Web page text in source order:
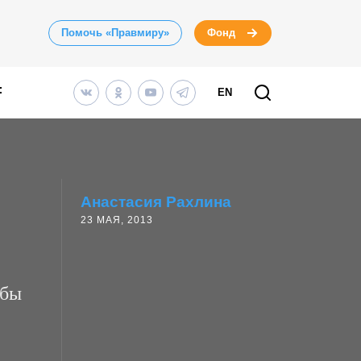
Помочь «Правмиру» Фонд
EN
Анастасия Рахлина
23 МАЯ, 2013